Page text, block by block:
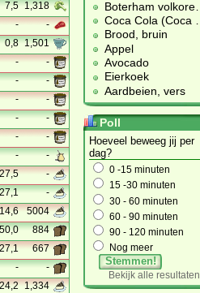
7,5 1,318
-
-
0,8 1,501
-
-
-
-
-
-
-
-
-
-
-
-
27,5
-
27,1
-
14,6
5004
50,0
884
27,1
667
-
-
24,2 1,334
Boterham volkore
Coca Cola (Coca
Brood, bruin
Appel
Avocado
Eierkoek
Aardbeien, vers
Poll
Hoeveel beweeg jij per
dag?
0 -15 minuten
15 -30 minuten
30 - 60 minuten
60 - 90 minuten
90 - 120 minuten
Nog meer
Stemmen!
Bekijk alle resultaten